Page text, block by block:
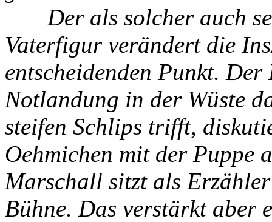
Der als solcher auch
Vaterfigur verändert die
entscheidenden Punkt.
Notlandung in der Wüste
steifen Schlips trifft,
Oehmichen mit der Puppe
Marschall sitzt als
Bühne. Das verstärkt aber